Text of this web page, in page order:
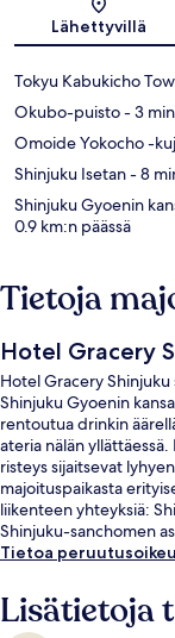
Lähettyvillä
Tokyu Kabukicho
Okubo-puisto- 3
Omoide Yokocho -
Shinjuku Isetan- 8
Shinjuku Gyoenin
0.9 km:n päässä
Tietoja
Hotel Gracery
Hotel Gracery
Shinjuku Gyoenin
rentoutua drinkin
ateria nälän yllättäessä.
risteys sijaitsevat
majoituspaikasta
liikenteen yhteyksiä:
Shinjuku-sanchomen
Tietoa
Lisätietoja